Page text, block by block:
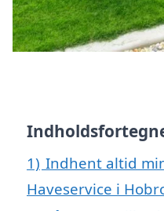
1) Indhent altid
Haveservice i